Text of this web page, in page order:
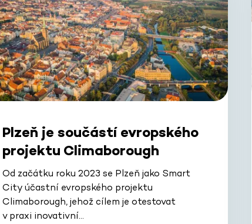
Plzeň je součástí evropského
projektu Climaborough
Od začátku roku 2023 se Plzeň jako Smart
City účastní evropského projektu
Climaborough, jehož cílem je otestovat
v praxi inovativní…